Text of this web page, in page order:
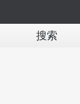
搜索